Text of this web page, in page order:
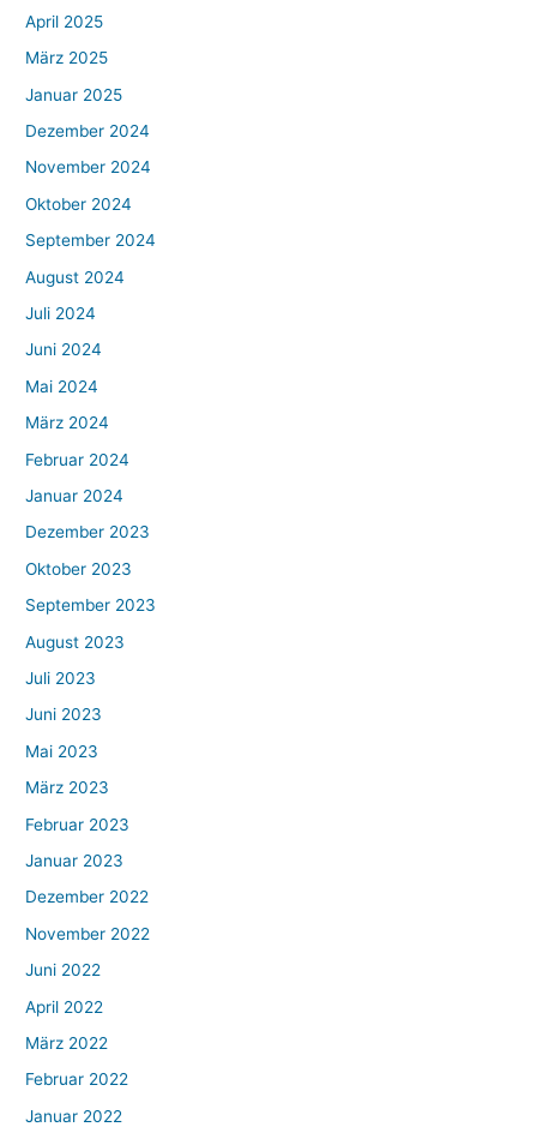
April 2025
März 2025
Januar 2025
Dezember 2024
November 2024
Oktober 2024
September 2024
August 2024
Juli 2024
Juni 2024
Mai 2024
März 2024
Februar 2024
Januar 2024
Dezember 2023
Oktober 2023
September 2023
August 2023
Juli 2023
Juni 2023
Mai 2023
März 2023
Februar 2023
Januar 2023
Dezember 2022
November 2022
Juni 2022
April 2022
März 2022
Februar 2022
Januar 2022